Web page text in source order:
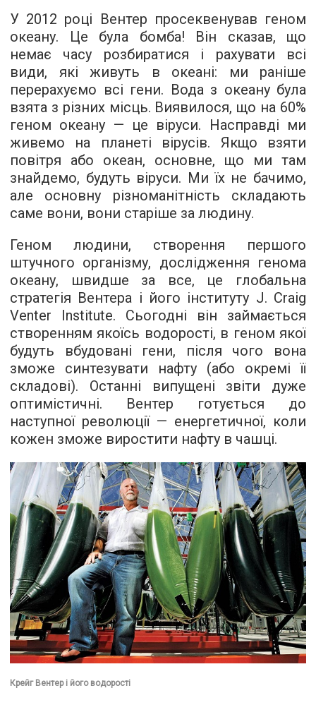
У 2012 році Вентер просеквенував геном
океану. Це була бомба! Він сказав, що
немає часу розбиратися і рахувати всі
види, які живуть в океані: ми раніше
перерахуємо всі гени. Вода з океану була
взята з різних місць. Виявилося, що на 60%
геном океану — це віруси. Насправді ми
живемо на планеті вірусів. Якщо взяти
повітря або океан, основне, що ми там
знайдемо, будуть віруси. Ми їх не бачимо,
але основну різноманітність складають
саме вони, вони старіше за людину.
Геном людини, створення першого
штучного організму, дослідження генома
океану, швидше за все, це глобальна
стратегія Вентера і його інституту J. Craig
Venter Institute. Сьогодні він займається
створенням якоїсь водорості, в геном якої
будуть вбудовані гени, після чого вона
зможе синтезувати нафту (або окремі її
складові). Останні випущені звіти дуже
оптимістичні. Вентер готується до
наступної революції — енергетичної, коли
кожен зможе виростити нафту в чашці.
Крейг Вентер і його водорості